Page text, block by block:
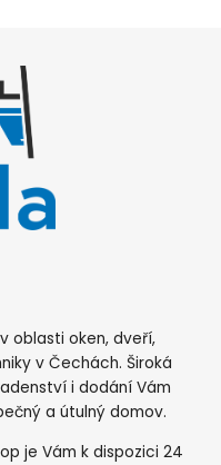
oblasti oken, dveří,
v Čechách. Široká
i dodání Vám
a útulný domov.
je Vám k dispozici 24